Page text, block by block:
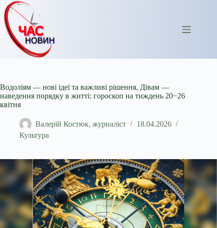
Перейти
до
вмісту
Водоліям — нові ідеї та важливі рішення, Дівам —
наведення порядку в житті: гороскоп на тиждень 20−26
квітня
Валерій Костюк, журналіст
18.04.2026
Культура